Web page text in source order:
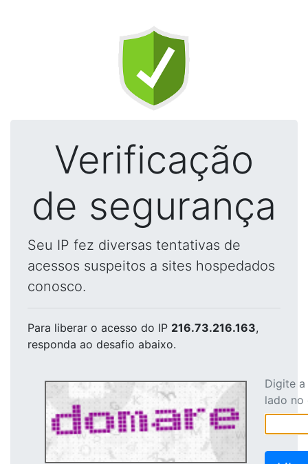
Verificação
de segurança
Seu IP fez diversas tentativas de
acessos suspeitos a sites hospedados
conosco.
Para liberar o acesso do IP 216.73.216.163,
responda ao desafio abaixo.
Digite
lado no